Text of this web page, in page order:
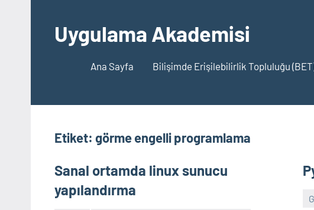
Uygulama Akademisi
Ana Sayfa Bilişimde Erişilebilirlik Topluluğu
Etiket: görme engelli programlama
Sanal ortamda linux sunucu
yapılandırma